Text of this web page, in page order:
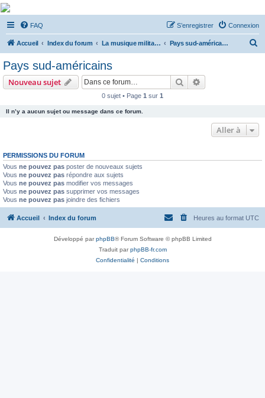
De Musicae Militari -
Forums
Forums de discussions
FAQ Connexion
S’enregistrer
Accueil Index du forum La musique militaire à l'étranger Pays sud-américains
Pays sud-américains
Nouveau sujet Rechercher
0 sujet • Page 1 sur 1
Il n’y a aucun sujet ou message dans ce forum.
Aller à
PERMISSIONS DU FORUM
Vous ne pouvez pas poster de nouveaux sujets
Vous ne pouvez pas répondre aux sujets
Vous ne pouvez pas modifier vos messages
Vous ne pouvez pas supprimer vos messages
Vous ne pouvez pas joindre des fichiers
Accueil Index du forum Heures au format UTC
Développé parphpBB® Forum Software © phpBB Limited
Traduit parphpBB-fr.com
Confidentialité | Conditions